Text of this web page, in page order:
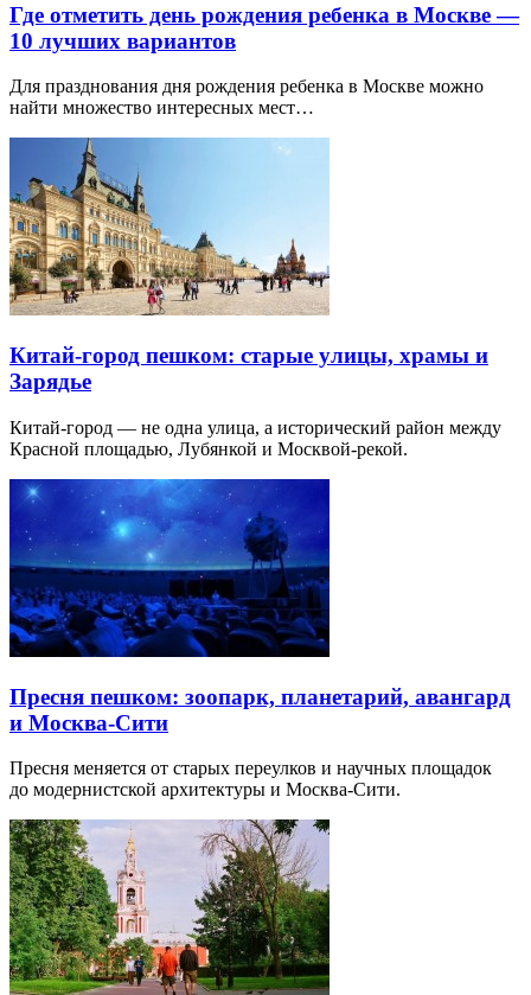
Где отметить день рождения ребенка в Москве —
10 лучших вариантов
Для празднования дня рождения ребенка в Москве можно
найти множество интересных мест…
Китай-город пешком: старые улицы, храмы и
Зарядье
Китай-город — не одна улица, а исторический район между
Красной площадью, Лубянкой и Москвой-рекой.
Пресня пешком: зоопарк, планетарий, авангард
и Москва-Сити
Пресня меняется от старых переулков и научных площадок
до модернистской архитектуры и Москва-Сити.